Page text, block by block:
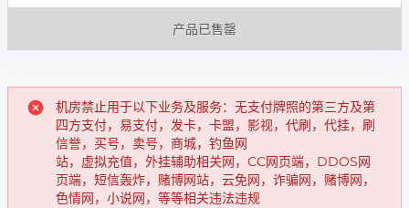
产品已售罄
机房禁止用于以下业务及服务：无支付牌照的第三方及第
四方支付，易支付，发卡，卡盟，影视，代刷，代挂，刷
信誉，买号，卖号，商城，钓鱼网
站，虚拟充值，外挂辅助相关网，CC网页端，DDOS网
页端，短信轰炸，赌博网站，云免网，诈骗网，赌博网，
色情网，小说网，等等相关违法违规